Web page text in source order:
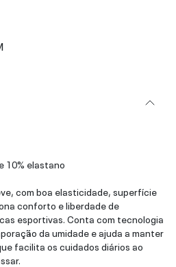
10% elastano
com boa elasticidade, superfície
conforto e liberdade de
esportivas. Conta com tecnologia
da umidade e ajuda a manter
facilita os cuidados diários ao